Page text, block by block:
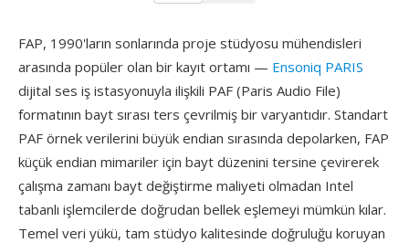
FAP, 1990'ların sonlarında proje stüdyosu mühendisleri
arasında popüler olan bir kayıt ortamı — Ensoniq PARIS
dijital ses iş istasyonuyla ilişkili PAF (Paris Audio File)
formatının bayt sırası ters çevrilmiş bir varyantıdır. Standart
PAF örnek verilerini büyük endian sırasında depolarken, FAP
küçük endian mimariler için bayt düzenini tersine çevirerek
çalışma zamanı bayt değiştirme maliyeti olmadan Intel
tabanlı işlemcilerde doğrudan bellek eşlemeyi mümkün kılar.
Temel veri yükü, tam stüdyo kalitesinde doğruluğu koruyan